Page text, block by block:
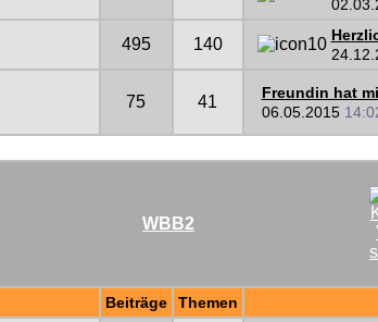
495 140
75 41
Freundin hat
06.05.2015
WBB2
Beiträge Themen